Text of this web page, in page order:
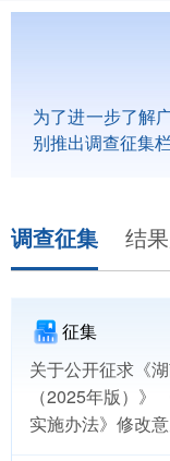
为了进一步了解
别推出调查征集
调查征集 结
征集
关于公开征求《
（2025年版）
实施办法》修改